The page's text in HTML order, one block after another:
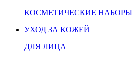
КОСМЕТИЧЕСКИЕ НАБОРЫ
УХОД ЗА КОЖЕЙ
ДЛЯ ЛИЦА